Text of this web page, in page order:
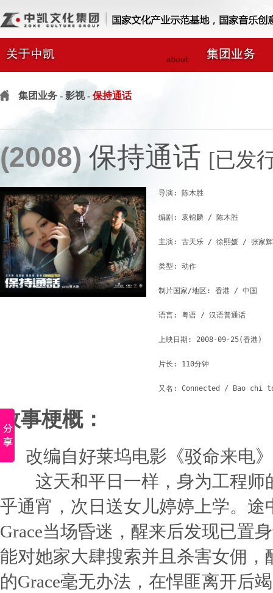
集团业务 - 影视 - 保持通话
(2008) 保持通话 [已发
导演: 陈木胜
编剧: 袁锦麟 / 陈木胜
主演: 古天乐 / 徐熙媛 / 张家
类型: 动作
制片国家/地区: 香港 / 中国
语言: 粤语 / 汉语普通话
上映日期: 2008-09-25(香港)
片长: 110分钟
故事梗概：
改编自好莱坞电影《驳命来电》
这天和平日一样，身为工程师
乎通宵，次日送女儿婷婷上学。
Grace当场昏迷，醒来后发现已置
能对她家大肆搜索并且杀害女佣
的Grace毫无办法，在悍匪离开后